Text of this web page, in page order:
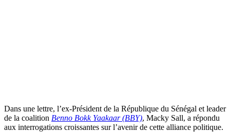
Dans une lettre, l’ex-Président de la République du Sénégal et leader
de la coalition Benno Bokk Yaakaar (BBY), Macky Sall, a répondu
aux interrogations croissantes sur l’avenir de cette alliance politique.